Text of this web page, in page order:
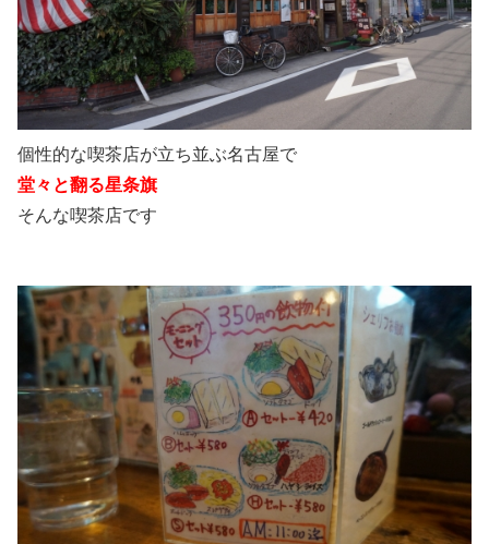
個性的な喫茶店が立ち並ぶ名古屋で
堂々と翻る星条旗
そんな喫茶店です